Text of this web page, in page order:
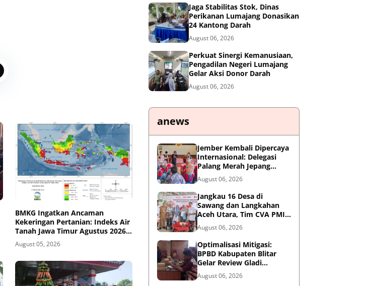
BMKG Ingatkan Ancaman
Kekeringan Pertanian: Indeks Air
Tanah Jawa Timur Agustus 2026
Masuk Kategori Kurang
August 05, 2026
Jaga Stabilitas Stok, Dinas
Perikanan Lumajang Donasikan
24 Kantong Darah
August 06, 2026
Perkuat Sinergi Kemanusiaan,
Pengadilan Negeri Lumajang
Gelar Aksi Donor Darah
August 06, 2026
anews
Jember Kembali Dipercaya
Internasional: Delegasi
Palang Merah Jepang
Perkuat Kesiapsiagaan
Bencana di Kawasan
Pesisir dan Sekolah
August 06, 2026
Jangkau 16 Desa di
Sawang dan Langkahan
Aceh Utara, Tim CVA PMI
Salurkan 1.200 Paket
Shelter Toolkit
August 06, 2026
Optimalisasi Mitigasi:
BPBD Kabupaten Blitar
Gelar Review Gladi
Kontinjensi Erupsi Gunung
Kelud
August 06, 2026